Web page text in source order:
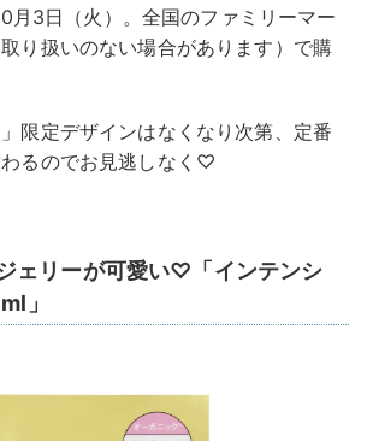
月3日（火）。全国のファミリーマー
り扱いのない場合があります）で購
」限定デザインはなくなり次第、定番
るのでお見逃しなく♡
ェリーが可愛い♡「インテンシ
」